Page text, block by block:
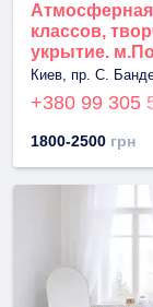
Атмосферная
классов,
укрытие.
Киев, пр. С.
+380 99 305
1800-2500 грн